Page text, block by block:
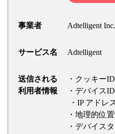
事業者 Adtelligent Inc.
サービス名 Adtelligent
送信される
利用者情報
・クッキーID
・デバイスID
・IP アドレ
・地理的位
・デバイス